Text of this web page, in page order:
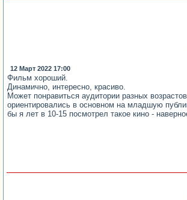
12 Март 2022 17:00
Фильм хороший.
Динамично, интересно, красиво.
Может понравиться аудитории разных
ориентировались в основном на младшую
бы я лет в 10-15 посмотрел такое кино -